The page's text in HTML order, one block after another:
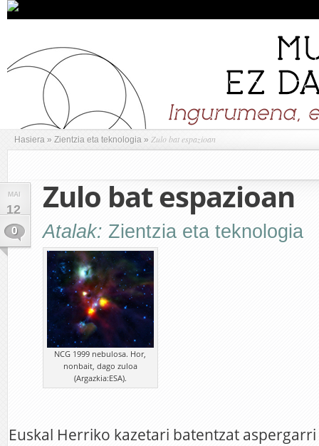
Hasiera » Zientzia eta teknologia » Zulo bat espazioan
MAI
12
0
Zulo bat espazioan
Atalak: Zientzia eta teknologia
NCG 1999 nebulosa. Hor,
nonbait, dago zuloa
(Argazkia:ESA).
Euskal Herriko kazetari batentzat